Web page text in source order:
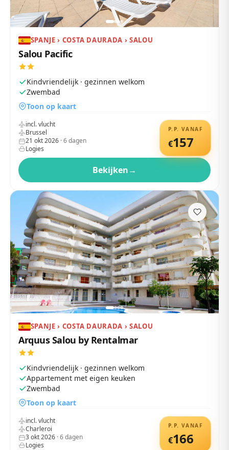
SPANJE › COSTA DAURADA › SALOU
Salou Pacific
Kindvriendelijk · gezinnen welkom
Zwembad
Toon op kaart
P.P. VANAF
€157
incl. vlucht
Brussel
21 okt 2026 ·6dagen
Logies
Bekijken→
SPANJE › COSTA DAURADA › SALOU
Arquus Salou by Rentalmar
Kindvriendelijk · gezinnen welkom
Appartement met eigen keuken
Zwembad
Toon op kaart
P.P. VANAF
€166
incl. vlucht
Charleroi
3 okt 2026 ·6dagen
Logies